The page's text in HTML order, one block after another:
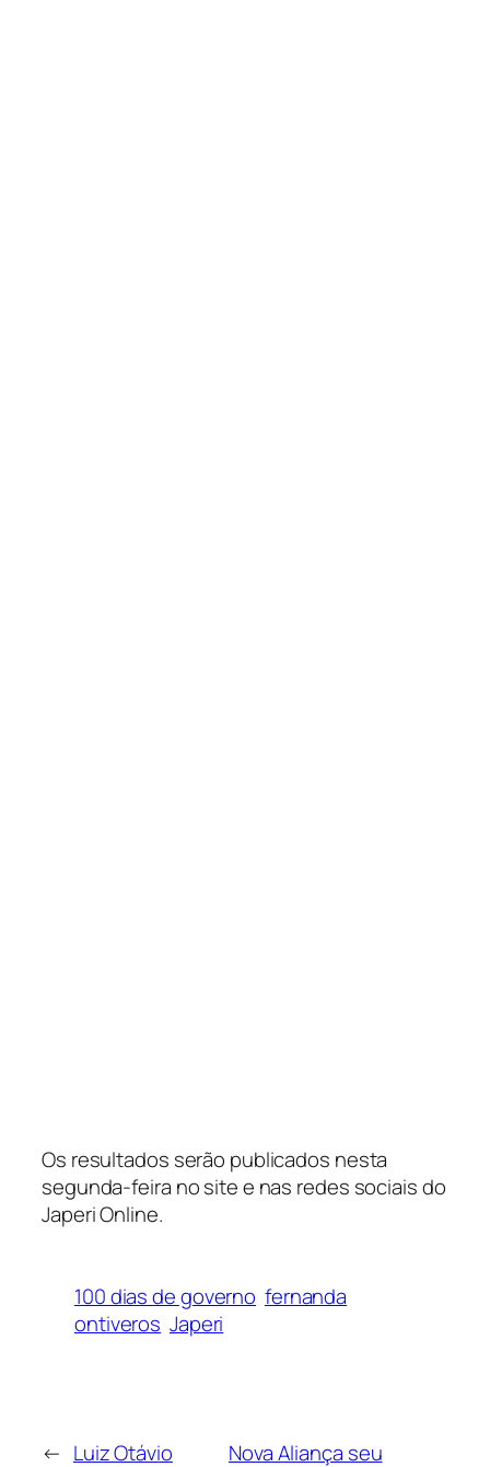
Os resultados serão publicados nesta
segunda-feira no site e nas redes sociais do
Japeri Online.
100 dias de governo fernanda
ontiveros Japeri
← Luiz Otávio
Nova Aliança seu